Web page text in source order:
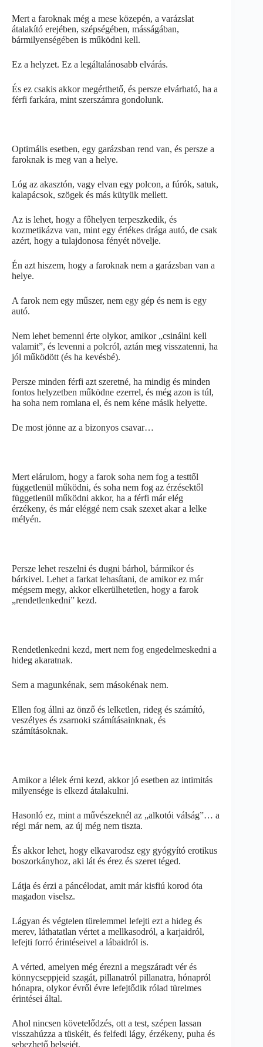
Mert a faroknak még a mese közepén, a varázslat
átalakító erejében, szépségében, másságában,
bármilyenségében is működni kell.
Ez a helyzet. Ez a legáltalánosabb elvárás.
És ez csakis akkor megérthető, és persze elvárható, ha a
férfi farkára, mint szerszámra gondolunk.
Optimális esetben, egy garázsban rend van, és persze a
faroknak is meg van a helye.
Lóg az akasztón, vagy elvan egy polcon, a fúrók, satuk,
kalapácsok, szögek és más kütyük mellett.
Az is lehet, hogy a főhelyen terpeszkedik, és
kozmetikázva van, mint egy értékes drága autó, de csak
azért, hogy a tulajdonosa fényét növelje.
Én azt hiszem, hogy a faroknak nem a garázsban van a
helye.
A farok nem egy műszer, nem egy gép és nem is egy
autó.
Nem lehet bemenni érte olykor, amikor „csinálni kell
valamit”, és levenni a polcról, aztán meg visszatenni, ha
jól működött (és ha kevésbé).
Persze minden férfi azt szeretné, ha mindig és minden
fontos helyzetben működne ezerrel, és még azon is túl,
ha soha nem romlana el, és nem kéne másik helyette.
De most jönne az a bizonyos csavar…
Mert elárulom, hogy a farok soha nem fog a testtől
függetlenül működni, és soha nem fog az érzésektől
függetlenül működni akkor, ha a férfi már elég
érzékeny, és már eléggé nem csak szexet akar a lelke
mélyén.
Persze lehet reszelni és dugni bárhol, bármikor és
bárkivel. Lehet a farkat lehasítani, de amikor ez már
mégsem megy, akkor elkerülhetetlen, hogy a farok
„rendetlenkedni” kezd.
Rendetlenkedni kezd, mert nem fog engedelmeskedni a
hideg akaratnak.
Sem a magunkénak, sem másokénak nem.
Ellen fog állni az önző és lelketlen, rideg és számító,
veszélyes és zsarnoki számításainknak, és
számításoknak.
Amikor a lélek érni kezd, akkor jó esetben az intimitás
milyensége is elkezd átalakulni.
Hasonló ez, mint a művészeknél az „alkotói válság”… a
régi már nem, az új még nem tiszta.
És akkor lehet, hogy elkavarodsz egy gyógyító erotikus
boszorkányhoz, aki lát és érez és szeret téged.
Látja és érzi a páncélodat, amit már kisfiú korod óta
magadon viselsz.
Lágyan és végtelen türelemmel lefejti ezt a hideg és
merev, láthatatlan vértet a mellkasodról, a karjaidról,
lefejti forró érintéseivel a lábaidról is.
A vérted, amelyen még érezni a megszáradt vér és
könnycseppjeid szagát, pillanatról pillanatra, hónapról
hónapra, olykor évről évre lefejtődik rólad türelmes
érintései által.
Ahol nincsen követelődzés, ott a test, szépen lassan
visszahúzza a tüskéit, és felfedi lágy, érzékeny, puha és
sebezhető belsejét.